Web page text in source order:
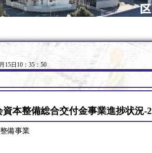
15日10：35：50
本整備総合交付金事業進捗状況-2
備事業